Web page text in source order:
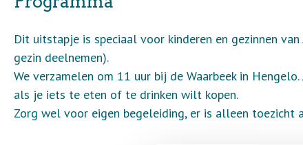
Dit uitstapje is speciaal voor kinderen en gezinnen
gezin deelnemen).
We verzamelen om 11 uur bij de Waarbeek in
als je iets te eten of te drinken wilt kopen.
Zorg wel voor eigen begeleiding, er is alleen toezicht